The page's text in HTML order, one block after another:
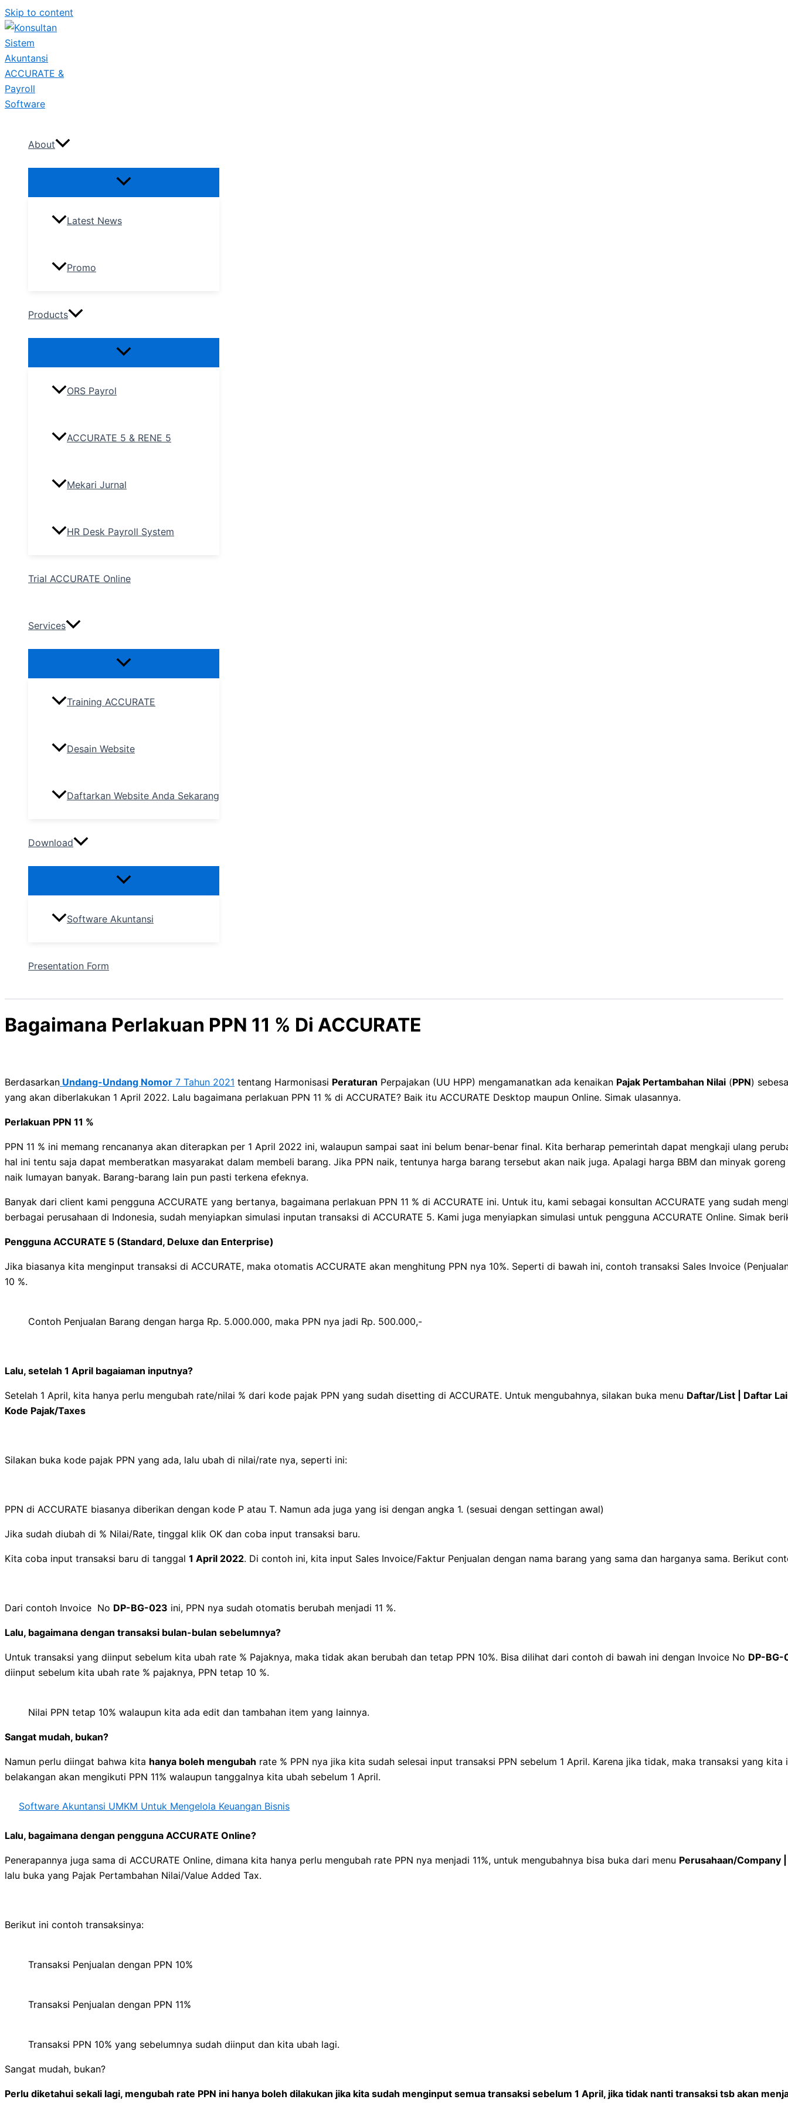
Skip to content
About
Latest News
Promo
Products
ORS Payrol
ACCURATE 5 & RENE 5
Mekari Jurnal
HR Desk Payroll System
Trial ACCURATE Online
Services
Training ACCURATE
Desain Website
Daftarkan Website Anda Sekarang
Download
Software Akuntansi
Presentation Form
Bagaimana Perlakuan PPN 11 % Di ACCURATE
Berdasarkan Undang-Undang Nomor 7 Tahun 2021 tentang Harmonisasi Peraturan Perpajakan (UU HPP) mengamanatkan ada kenaikan Pajak Pertambahan Nilai (PPN)
yang akan diberlakukan 1 April 2022. Lalu bagaimana perlakuan PPN 11 % di ACCURATE? Baik itu ACCURATE Desktop maupun Online. Simak ulasannya.
Perlakuan PPN 11 %
PPN 11 % ini memang rencananya akan diterapkan per 1 April 2022 ini, walaupun sampai saat ini belum benar-benar final. Kita berharap pemerintah dapat mengkaji ulang
hal ini tentu saja dapat memberatkan masyarakat dalam membeli barang. Jika PPN naik, tentunya harga barang tersebut akan naik juga. Apalagi harga BBM dan minyak
naik lumayan banyak. Barang-barang lain pun pasti terkena efeknya.
Banyak dari client kami pengguna ACCURATE yang bertanya, bagaimana perlakuan PPN 11 % di ACCURATE ini. Untuk itu, kami sebagai konsultan ACCURATE yang sudah
berbagai perusahaan di Indonesia, sudah menyiapkan simulasi inputan transaksi di ACCURATE 5. Kami juga menyiapkan simulasi untuk pengguna ACCURATE Online. Simak
Pengguna ACCURATE 5 (Standard, Deluxe dan Enterprise)
Jika biasanya kita menginput transaksi di ACCURATE, maka otomatis ACCURATE akan menghitung PPN nya 10%. Seperti di bawah ini, contoh transaksi Sales Invoice
10 %.
Contoh Penjualan Barang dengan harga Rp. 5.000.000, maka PPN nya jadi Rp. 500.000,-
Lalu, setelah 1 April bagaiaman inputnya?
Setelah 1 April, kita hanya perlu mengubah rate/nilai % dari kode pajak PPN yang sudah disetting di ACCURATE. Untuk mengubahnya, silakan buka menu Daftar/List | Daftar
Kode Pajak/Taxes
Silakan buka kode pajak PPN yang ada, lalu ubah di nilai/rate nya, seperti ini:
PPN di ACCURATE biasanya diberikan dengan kode P atau T. Namun ada juga yang isi dengan angka 1. (sesuai dengan settingan awal)
Jika sudah diubah di % Nilai/Rate, tinggal klik OK dan coba input transaksi baru.
Kita coba input transaksi baru di tanggal 1 April 2022. Di contoh ini, kita input Sales Invoice/Faktur Penjualan dengan nama barang yang sama dan harganya sama. Berikut
Dari contoh Invoice No DP-BG-023 ini, PPN nya sudah otomatis berubah menjadi 11 %.
Lalu, bagaimana dengan transaksi bulan-bulan sebelumnya?
Untuk transaksi yang diinput sebelum kita ubah rate % Pajaknya, maka tidak akan berubah dan tetap PPN 10%. Bisa dilihat dari contoh di bawah ini dengan Invoice No DP-
diinput sebelum kita ubah rate % pajaknya, PPN tetap 10 %.
Nilai PPN tetap 10% walaupun kita ada edit dan tambahan item yang lainnya.
Sangat mudah, bukan?
Namun perlu diingat bahwa kita hanya boleh mengubah rate % PPN nya jika kita sudah selesai input transaksi PPN sebelum 1 April. Karena jika tidak, maka transaksi yang kita
belakangan akan mengikuti PPN 11% walaupun tanggalnya kita ubah sebelum 1 April.
Software Akuntansi UMKM Untuk Mengelola Keuangan Bisnis
Lalu, bagaimana dengan pengguna ACCURATE Online?
Penerapannya juga sama di ACCURATE Online, dimana kita hanya perlu mengubah rate PPN nya menjadi 11%, untuk mengubahnya bisa buka dari menu Perusahaan/Company
lalu buka yang Pajak Pertambahan Nilai/Value Added Tax.
Berikut ini contoh transaksinya:
Transaksi Penjualan dengan PPN 10%
Transaksi Penjualan dengan PPN 11%
Transaksi PPN 10% yang sebelumnya sudah diinput dan kita ubah lagi.
Sangat mudah, bukan?
Perlu diketahui sekali lagi, mengubah rate PPN ini hanya boleh dilakukan jika kita sudah menginput semua transaksi sebelum 1 April, jika tidak nanti transaksi tsb akan